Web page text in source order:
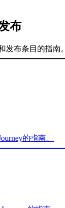
布
发布条目的指南。
的指南。